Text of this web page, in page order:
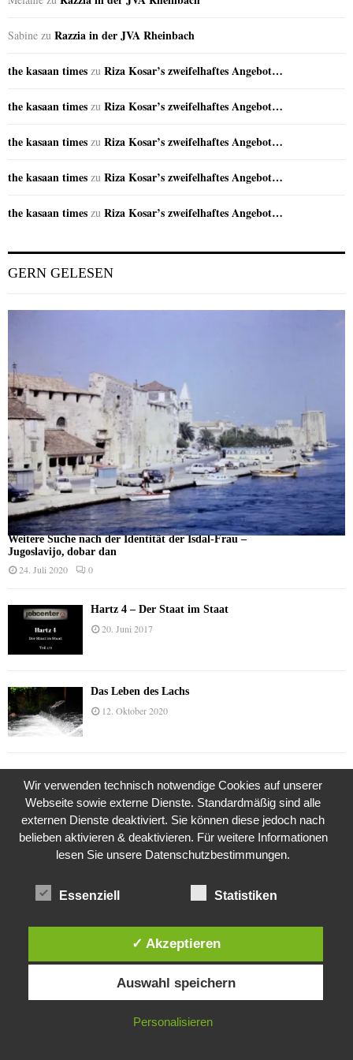
Sabine zu Razzia in der JVA Rheinbach
the kasaan times zu Riza Kosar’s zweifelhaftes Angebot…
the kasaan times zu Riza Kosar’s zweifelhaftes Angebot…
the kasaan times zu Riza Kosar’s zweifelhaftes Angebot…
the kasaan times zu Riza Kosar’s zweifelhaftes Angebot…
the kasaan times zu Riza Kosar’s zweifelhaftes Angebot…
GERN GELESEN
Weitere Suche nach der Identität der Isdal-Frau –
Jugoslavijo, dobar dan
24. Juli 2020 0
Hartz 4 – Der Staat im Staat
20. Juni 2017
Das Leben des Lachs
12. Oktober 2020
9. Juli 2018
Was ist denn das? -Mars „SOL 735“ Rover Curiosity
Die Brexit-Lüge (1/8 Teil)
Die Straße radikalisiert jeden Tag ein Stückchen
Diese Website verwendet Cookies. Durch die weitere Nutzung dieser
Website stimmst du der Verwendung von Cookies zu.
IN ORDNUNG
Wir verwenden technisch notwendige Cookies auf unserer
Webseite sowie externe Dienste. Standardmäßig sind alle
externen Dienste deaktiviert. Sie können diese jedoch nach
belieben aktivieren & deaktivieren. Für weitere Informationen
lesen Sie unsere Datenschutzbestimmungen.
Essenziell Statistiken
✓ Akzeptieren
Auswahl speichern
Personalisieren